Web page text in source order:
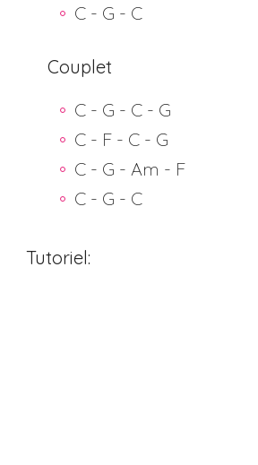
C - G - C
Couplet
C - G - C - G
C - F - C - G
C - G - Am - F
C - G - C
Tutoriel: